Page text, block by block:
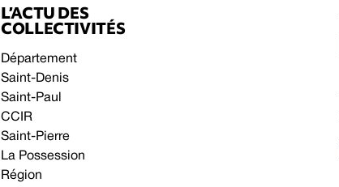
L’ACTU DES
COLLECTIVITÉS
Département
Saint-Denis
Saint-Paul
CCIR
Saint-Pierre
La Possession
Région